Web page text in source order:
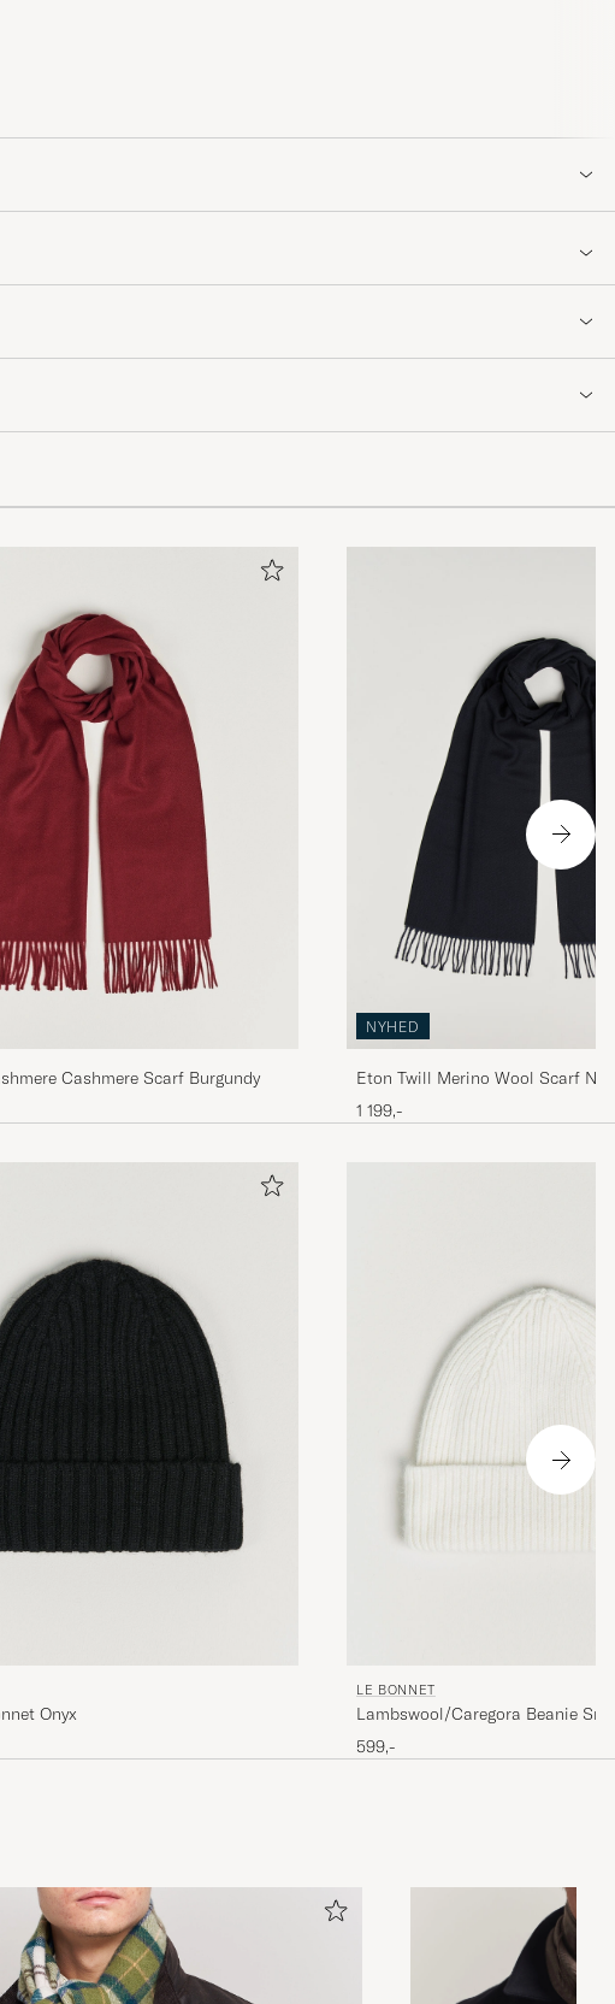
Cashmere Scarf Burgundy
NYHED
Eton Twill Merino Wool Scarf
1 199,-
Onyx
LE BONNET
Lambswool/Caregora Beanie
599,-